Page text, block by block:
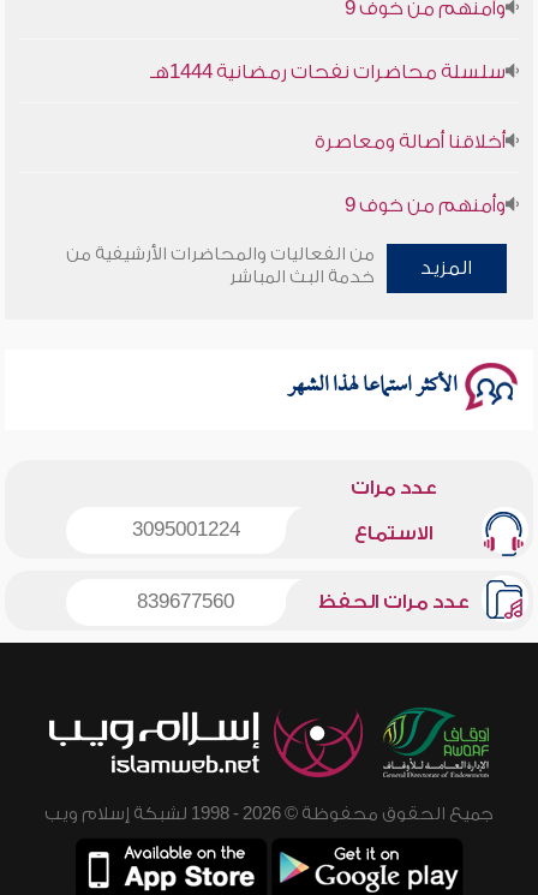
المزيد
من الفعاليات والمحاضرات الأرشيفية من
خدمة البث المباشر
الأكثر استماعا لهذا الشهر
عدد مرات
الاستماع 3095001224
عدد مرات الحفظ 839677560
جميع الحقوق محفوظة © 2026 - 1998 لشبكة إسلام ويب